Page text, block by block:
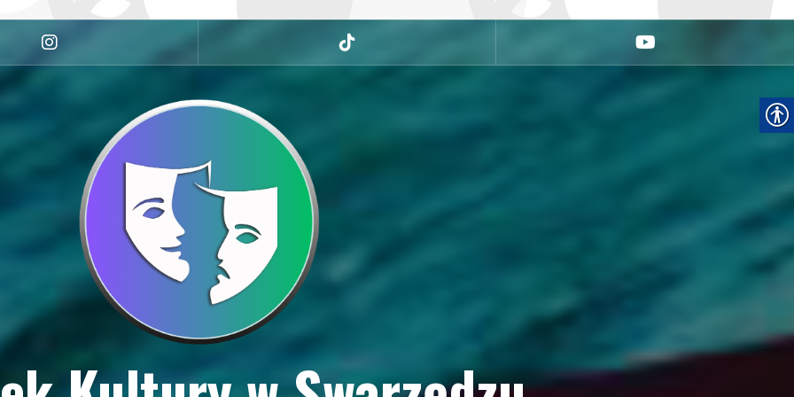
tiktok